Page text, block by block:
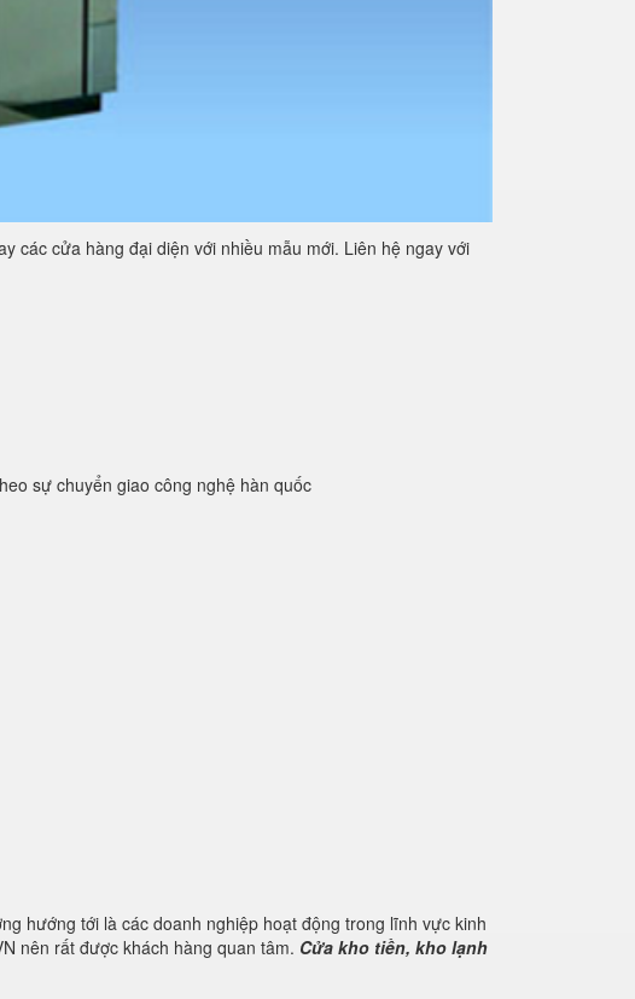
các cửa hàng đại diện với nhiều mẫu mới. Liên hệ ngay với
sự chuyển giao công nghệ hàn quốc
hướng tới là các doanh nghiệp hoạt động trong lĩnh vực kinh
nên rất được khách hàng quan tâm. Cửa kho tiền, kho lạnh